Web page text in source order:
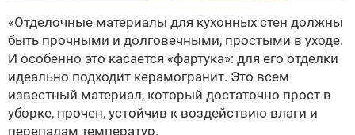
«Отделочные материалы для кухонных стен должны
быть прочными и долговечными, простыми в уходе.
И особенно это касается «фартука»: для его отделки
идеально подходит керамогранит. Это всем
известный материал, который достаточно прост в
уборке, прочен, устойчив к воздействию влаги и
перепадам температур.